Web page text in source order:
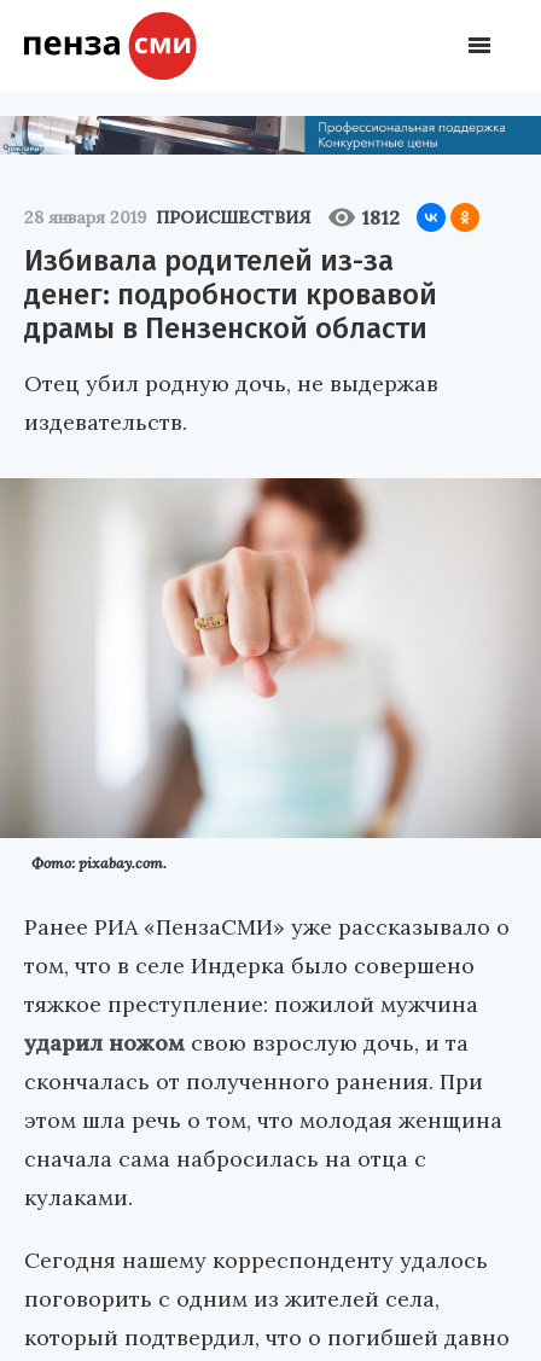
28 января 2019 ПРОИСШЕСТВИЯ 1812
Избивала родителей из-за
денег: подробности кровавой
драмы в Пензенской области
Отец убил родную дочь, не выдержав
издевательств.
Фото: pixabay.com.
Ранее РИА «ПензаСМИ» уже рассказывало о
том, что в селе Индерка было совершено
тяжкое преступление: пожилой мужчина
ударил ножом свою взрослую дочь, и та
скончалась от полученного ранения. При
этом шла речь о том, что молодая женщина
сначала сама набросилась на отца с
кулаками.
Сегодня нашему корреспонденту удалось
поговорить с одним из жителей села,
который подтвердил, что о погибшей давно